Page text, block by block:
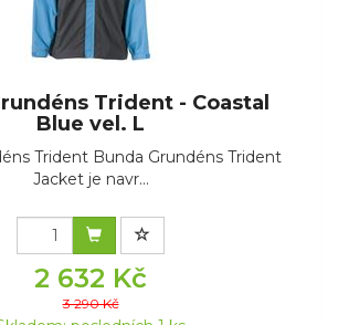
Trident - Coastal
Blue vel. L
Trident Bunda Grundéns Trident
Jacket je navr...
2 632 Kč
3 290 Kč